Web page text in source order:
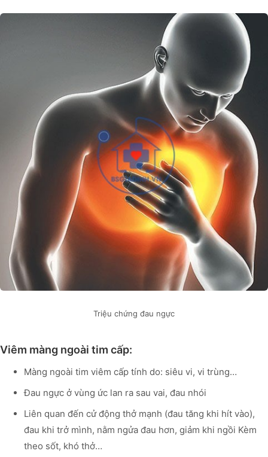
Triệu chứng đau ngực
Viêm màng ngoài tim cấp:
Màng ngoài tim viêm cấp tính do: siêu vi, vi trùng…
Đau ngực ở vùng ức lan ra sau vai, đau nhói
Liên quan đến cử động thở mạnh (đau tăng khi hít vào),
đau khi trở mình, nằm ngửa đau hơn, giảm khi ngồi Kèm
theo sốt, khó thở…